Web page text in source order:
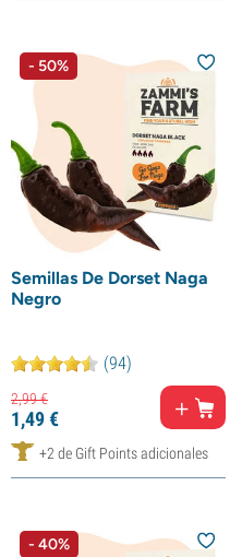
- 50%
Semillas De Dorset Naga
Negro
(94)
2,99€
1,49€
+2 de Gift Points adicionales
- 40%